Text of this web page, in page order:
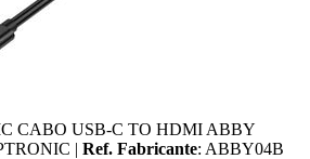
CABO USB-C TO HDMI ABBY
| Ref. Fabricante: ABBY04B